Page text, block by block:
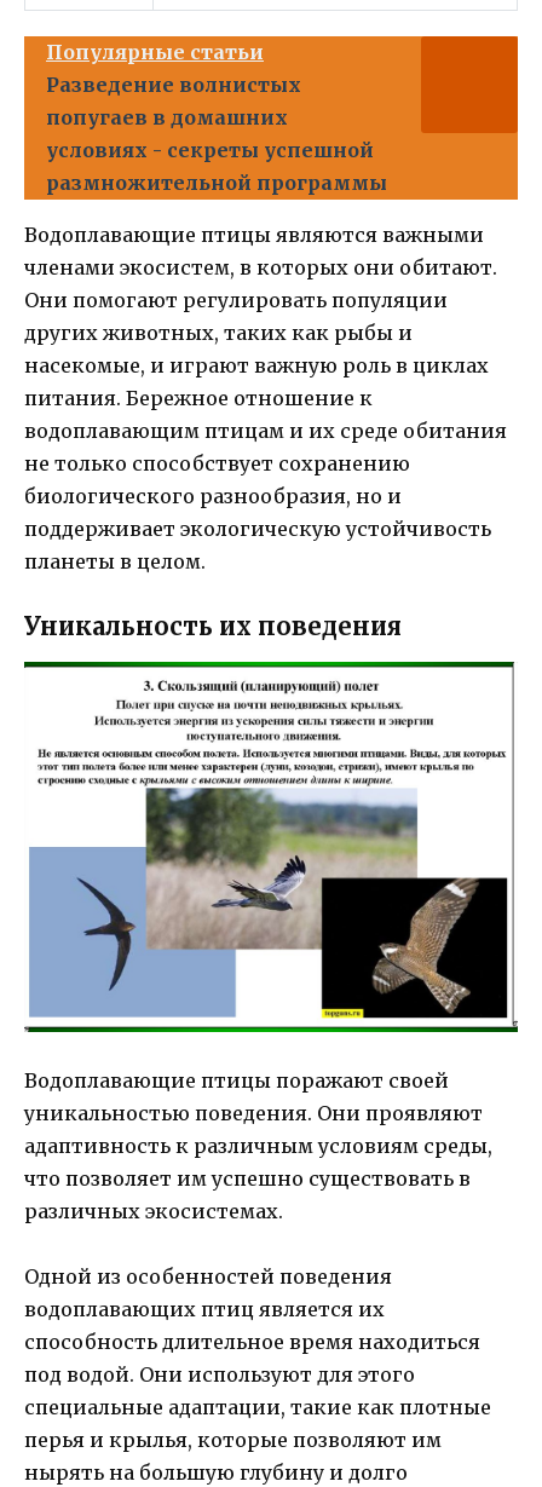
Популярные статьи
Разведение волнистых
попугаев в домашних
условиях - секреты успешной
размножительной программы
Водоплавающие птицы являются важными
членами экосистем, в которых они обитают.
Они помогают регулировать популяции
других животных, таких как рыбы и
насекомые, и играют важную роль в циклах
питания. Бережное отношение к
водоплавающим птицам и их среде обитания
не только способствует сохранению
биологического разнообразия, но и
поддерживает экологическую устойчивость
планеты в целом.
Уникальность их поведения
Водоплавающие птицы поражают своей
уникальностью поведения. Они проявляют
адаптивность к различным условиям среды,
что позволяет им успешно существовать в
различных экосистемах.
Одной из особенностей поведения
водоплавающих птиц является их
способность длительное время находиться
под водой. Они используют для этого
специальные адаптации, такие как плотные
перья и крылья, которые позволяют им
нырять на большую глубину и долго